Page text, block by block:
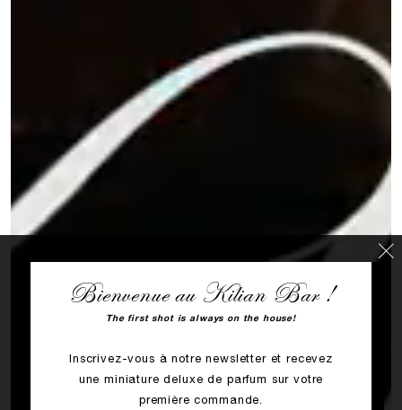
Bienvenue au Kilian Bar !
The first shot is always on the house!
Inscrivez-vous à notre newsletter et recevez
une miniature deluxe de parfum sur votre
première commande.